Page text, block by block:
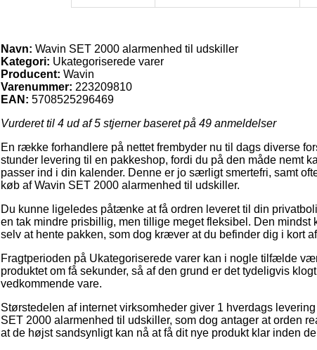
Navn: Wavin SET 2000 alarmenhed til udskiller
Kategori: Ukategoriserede varer
Producent: Wavin
Varenummer: 223209810
EAN: 5708525296469
Vurderet til 4 ud af 5 stjerner baseret på 49 anmeldelser
En række forhandlere på nettet frembyder nu til dags diverse
stunder levering til en pakkeshop, fordi du på den måde nemt
passer ind i din kalender. Denne er jo særligt smertefri, samt
køb af Wavin SET 2000 alarmenhed til udskiller.
Du kunne ligeledes påtænke at få ordren leveret til din
en tak mindre prisbillig, men tillige meget fleksibel. Den
selv at hente pakken, som dog kræver at du befinder dig i kort
Fragtperioden på Ukategoriserede varer kan i nogle tilfælde
produktet om få sekunder, så af den grund er det tydeligvis
vedkommende vare.
Størstedelen af internet virksomheder giver 1 hverdags
SET 2000 alarmenhed til udskiller, som dog antager at orden
at de højst sandsynligt kan nå at få dit nye produkt klar inden